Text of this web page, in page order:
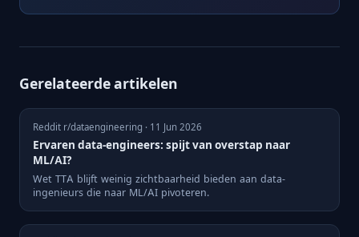
Gerelateerde artikelen
Reddit r/dataengineering · 11 Jun 2026
Ervaren data-engineers: spijt van overstap naar
ML/AI?
Wet TTA blijft weinig zichtbaarheid bieden aan data-
ingenieurs die naar ML/AI pivoteren.